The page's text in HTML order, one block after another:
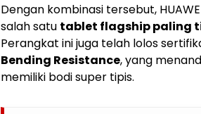
Dengan kombinasi tersebut,
salah satu tablet flagship paling
Perangkat ini juga telah lolos
Bending Resistance, yang
memiliki bodi super tipis.